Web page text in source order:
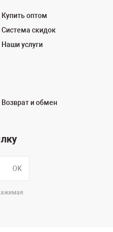
Купить оптом
Система скидок
Наши услуги
Возврат и обмен
OK